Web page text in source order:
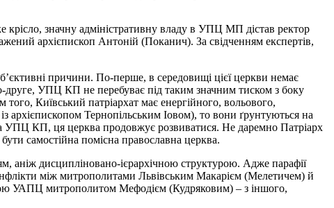
крісло, значну адміністративну владу в УПЦ МП дістав ректор
архієпископ Антоній (Поканич). За свідченням експертів,
причини. По-перше, в середовищі цієї церкви немає
друге, УПЦ КП не перебуває під таким значним тиском з боку
Київський патріархат має енергійного, вольового,
Тернопільським Іовом), то вони ґрунтуються на
УПЦ КП, ця церква продовжує розвиватися. Не даремно Патріарх
самостійна помісна православна церква.
аніж дисципліновано-ієрархічною структурою. Адже парафії
між митрополитами Львівським Макарієм (Мелетичем) й
УАПЦ митрополитом Мефодієм (Кудряковим) – з іншого,